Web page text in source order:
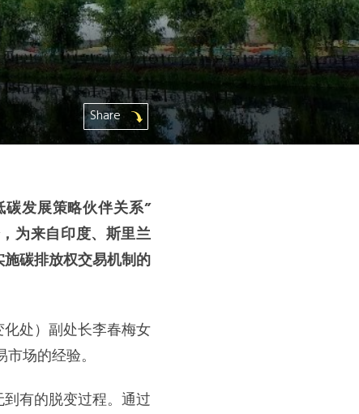
Share
发展策略伙伴关系”
为来自印度、斯里兰
碳排放权交易机制的
处）副处长李春梅女
场的经验。
有的脱变过程。通过